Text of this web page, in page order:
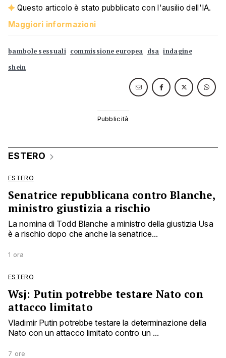
Questo articolo è stato pubblicato con l'ausilio dell'IA.
Maggiori informazioni
bambole sessuali commissione europea dsa indagine
shein
ESTERO
ESTERO
Senatrice repubblicana contro Blanche,
ministro giustizia a rischio
La nomina di Todd Blanche a ministro della giustizia Usa
è a rischio dopo che anche la senatrice...
1 ora
ESTERO
Wsj: Putin potrebbe testare Nato con
attacco limitato
Vladimir Putin potrebbe testare la determinazione della
Nato con un attacco limitato contro un ...
7 ore